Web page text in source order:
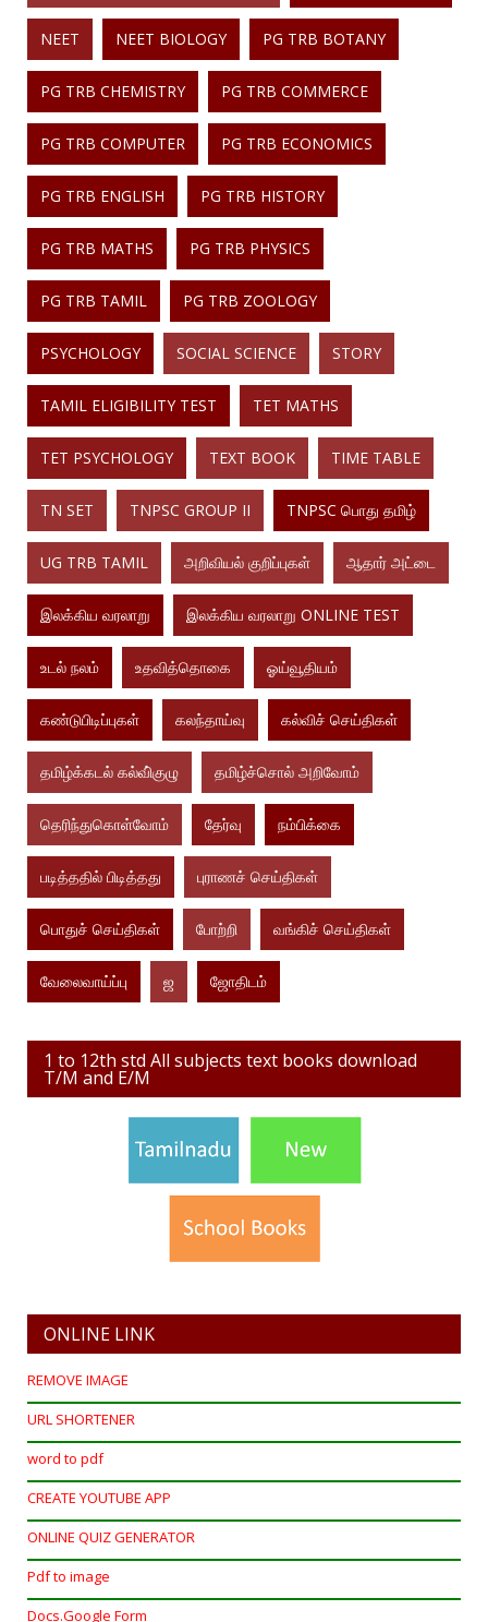
NEET NEET BIOLOGY PG TRB BOTANY
PG TRB CHEMISTRY PG TRB COMMERCE
PG TRB COMPUTER PG TRB ECONOMICS
PG TRB ENGLISH PG TRB HISTORY
PG TRB MATHS PG TRB PHYSICS
PG TRB TAMIL PG TRB ZOOLOGY
PSYCHOLOGY SOCIAL SCIENCE STORY
TAMIL ELIGIBILITY TEST TET MATHS
TET PSYCHOLOGY TEXT BOOK TIME TABLE
TN SET TNPSC GROUP II TNPSC பொது தமிழ்
UG TRB TAMIL அறிவியல் குறிப்புகள் ஆதார் அட்டை
இலக்கிய வரலாறு இலக்கிய வரலாறு ONLINE TEST
உடல் நலம் உதவித்தொகை ஓய்வூதியம்
கண்டுபிடிப்புகள் கலந்தாய்வு கல்விச் செய்திகள்
தமிழ்க்கடல் கல்வி்குழு தமிழ்ச்சொல் அறிவோம்
தெரிந்துகொள்வோம் தேர்வு நம்பிக்கை
படித்ததில் பிடித்தது புராணச் செய்திகள்
பொதுச் செய்திகள் போற்றி வங்கிச் செய்திகள்
வேலைவாய்ப்பு ஜ ஜோதிடம்
1 to 12th std All subjects text books download
T/M and E/M
ONLINE LINK
REMOVE IMAGE
URL SHORTENER
word to pdf
CREATE YOUTUBE APP
ONLINE QUIZ GENERATOR
Pdf to image
Docs.Google Form